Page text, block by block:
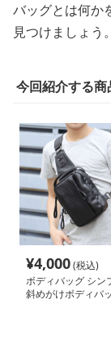
バッグとは何か
見つけましょう。
今回紹介する商
¥4,000(税込)
ボディバッグ シン
斜めがけボディバ